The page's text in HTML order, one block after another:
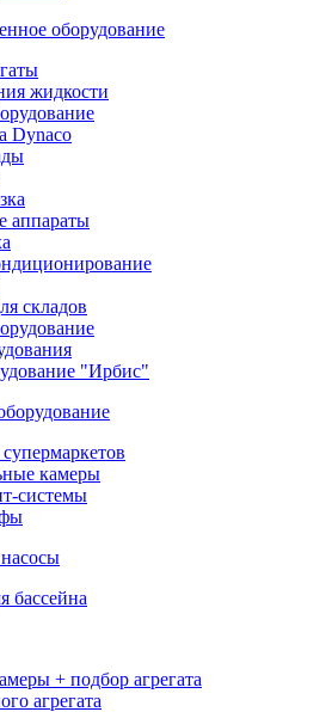
оборудование
жидкости
Dynaco
аппараты
складов
"Ирбис"
камеры
системы
бассейна
+ подбор агрегата
агрегата